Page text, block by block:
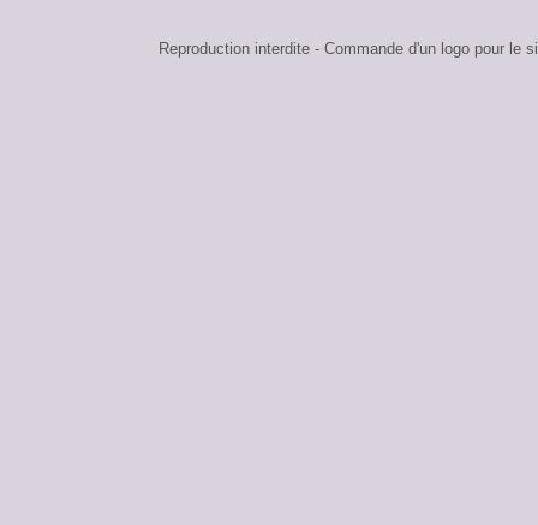
Reproduction interdite - Commande d'un logo pour